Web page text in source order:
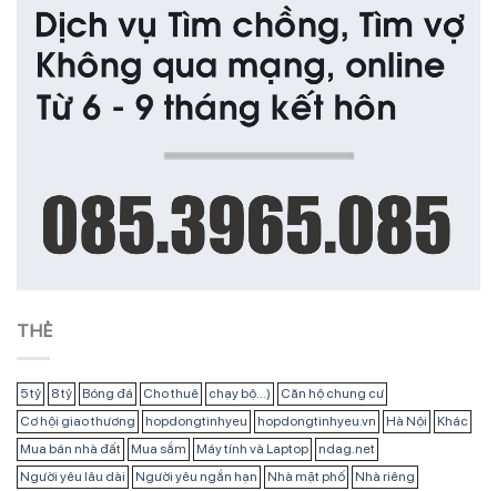
THẺ
5 tỷ 8 tỷ Bóng đá Cho thuê chạy bộ...)
Căn hộ chung cư
Cơ hội giao thương
hopdongtinhyeu hopdongtinhyeu.vn Hà Nội
Khác
Mua bán nhà đất
Mua sắm Máy tính và Laptop
ndag.net
Người yêu lâu dài
Người yêu ngắn hạn Nhà mặt phố
Nhà riêng